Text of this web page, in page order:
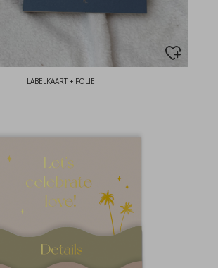
LABELKAART + FOLIE